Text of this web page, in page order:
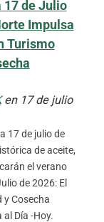
17 de Julio
Impulsa
Turismo
en 17 de julio
17 de julio de
de aceite,
el verano
de 2026: El
y Cosecha
Día -Hoy.